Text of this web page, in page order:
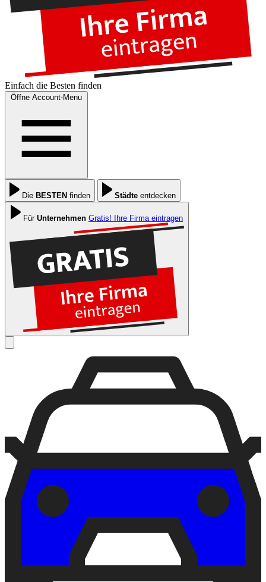
Einfach die Besten finden
Öffne Account-Menu
Die BESTEN finden Städte entdecken
Für Unternehmen Gratis! Ihre Firma eintragen